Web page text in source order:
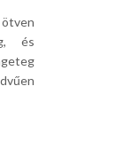
és